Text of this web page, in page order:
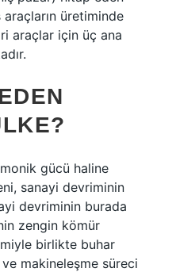
üretiminde
araçlar için üç ana
gücü haline
sanayi devriminin
devriminin burada
zengin kömür
birlikte buhar
ve makineleşme süreci